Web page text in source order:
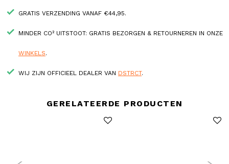
GRATIS VERZENDING VANAF €44,95.
MINDER CO² UITSTOOT: GRATIS BEZORGEN & RETOURNEREN IN ONZE
WINKELS.
WIJ ZIJN OFFICIEEL DEALER VAN DSTRCT.
GERELATEERDE PRODUCTEN